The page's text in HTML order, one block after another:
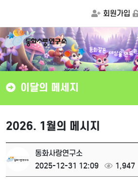
회원가입
동화같은 세상을 만드는
이달의 메세지
2026. 1월의 메시지
동화사랑연구소
2025-12-31 12:09
1,947